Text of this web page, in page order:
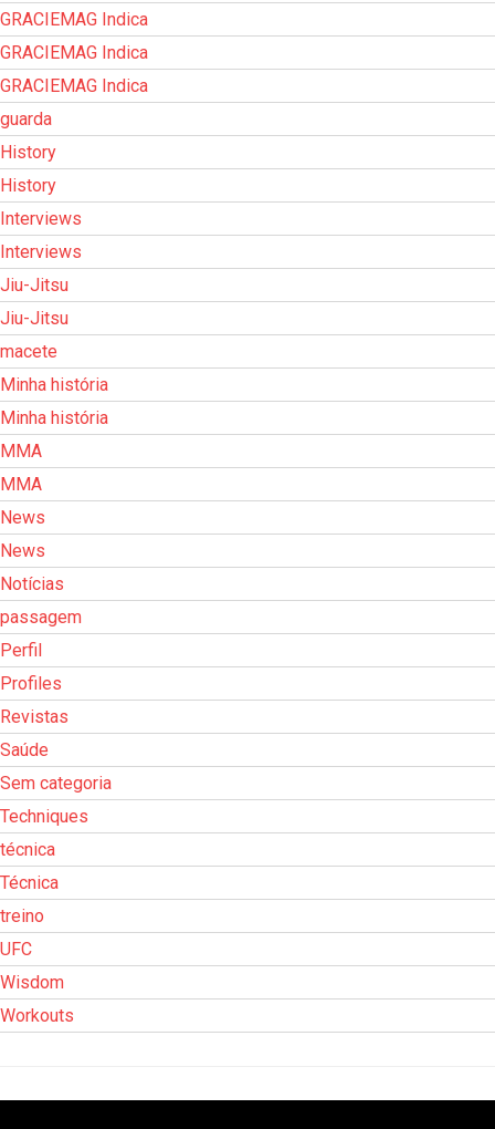
GRACIEMAG Indica
GRACIEMAG Indica
GRACIEMAG Indica
guarda
History
History
Interviews
Interviews
Jiu-Jitsu
Jiu-Jitsu
macete
Minha história
Minha história
MMA
MMA
News
News
Notícias
passagem
Perfil
Profiles
Revistas
Saúde
Sem categoria
Techniques
técnica
Técnica
treino
UFC
Wisdom
Workouts